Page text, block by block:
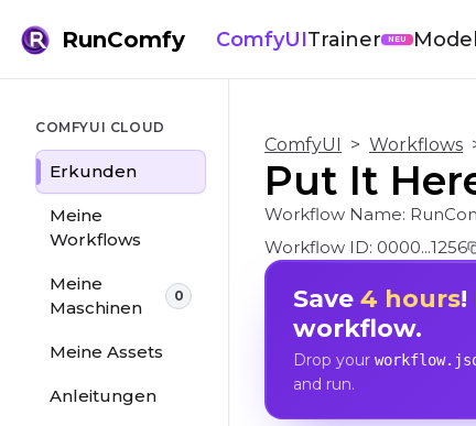
RunComfy ComfyUITrainer NEU
COMFYUI CLOUD
Erkunden
Meine
Workflows
Meine
Maschinen
0
Meine Assets
Anleitungen
ComfyUI > Workflows
Put It
Workflow Name:
Workflow ID: 0000...1256
Save 4 hours!
workflow.
Drop your
and run.